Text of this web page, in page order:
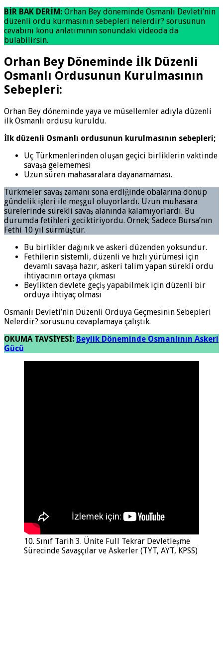
BİR BAK DERİM: Orhan Bey döneminde Osmanlı Devleti’nin
düzenli ordu kurmasının sebepleri nelerdir? sorusunun
cevabını konu anlatımının sonundaki videoda da
bulabilirsin.
Orhan Bey Döneminde İlk Düzenli
Osmanlı Ordusunun Kurulmasının
Sebepleri:
Orhan Bey döneminde yaya ve müsellemler adıyla düzenli
ilk Osmanlı ordusu kuruldu.
İlk düzenli Osmanlı ordusunun kurulmasının sebepleri;
Uç Türkmenlerinden oluşan geçici birliklerin vaktinde
savaşa gelememesi
Uzun süren mahasaralara dayanamaması.
Türkmeler savaş zamanı sona erdiğinde obalarına dönüp
gündelik işleri ile meşgul oluyorlardı. Uzun muhasara
sürelerinde sürekli savaş alanında kalamıyorlardı. Bu
durumda fetihleri geciktiriyordu. Örnek; Sadece Bursa’nın
Fethi 10 yıl sürmüştür.
Bu birlikler dağınık ve askeri düzenden yoksundur.
Fethilerin sistemli, düzenli ve hızlı yürümesi için
devamlı savaşa hazır, askeri talim yapan sürekli ordu
ihtiyacının ortaya çıkması
Beylikten devlete geçiş yapabilmek için düzenli bir
orduya ihtiyaç olması
Osmanlı Devleti’nin Düzenli Orduya Geçmesinin Sebepleri
Nelerdir? sorusunu cevaplamaya çalıştık.
OKUMA TAVSİYESİ: Beylik Döneminde Osmanlının Askeri
Gücü
10. Sınıf Tarih 3. Ünite Full Tekrar Devletleşme
Sürecinde Savaşçılar ve Askerler (TYT, AYT, KPSS)